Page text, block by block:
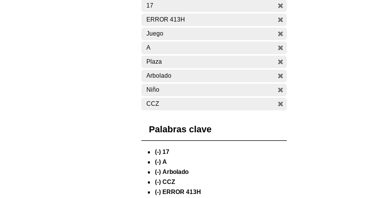
17
ERROR 413H
Juego
A
Plaza
Arbolado
Niño
CCZ
Palabras clave
(-) 17
(-) A
(-) Arbolado
(-) CCZ
(-) ERROR 413H